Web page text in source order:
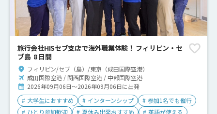
旅行会社HISセブ支店で海外職業体験！ フィリピン・セ
ブ島 8 日間
フィリピン/セブ（島）/東京（成田国際空港）
成田国際空港 / 関西国際空港 / 中部国際空港
2026年09月06日～2026年09月06日に出発
# 大学生におすすめ # インターンシップ # 参加1名でも催行
# ひとり参加歓迎 # 夏休み出発おすすめ # 英語が使える